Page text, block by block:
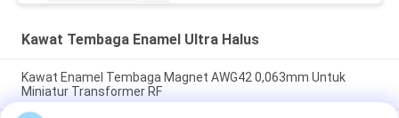
Kawat Tembaga Enamel Ultra Halus
Kawat Enamel Tembaga Magnet AWG42 0,063mm Untuk
Miniatur Transformer RF